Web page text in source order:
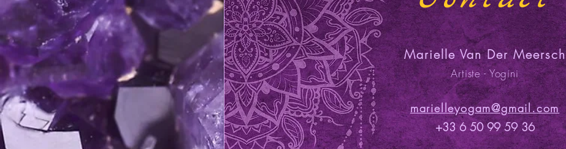
Marielle Van Der Meersch
Artiste - Yogini
marielleyogam@gmail.com
+33 6 50 99 59 36